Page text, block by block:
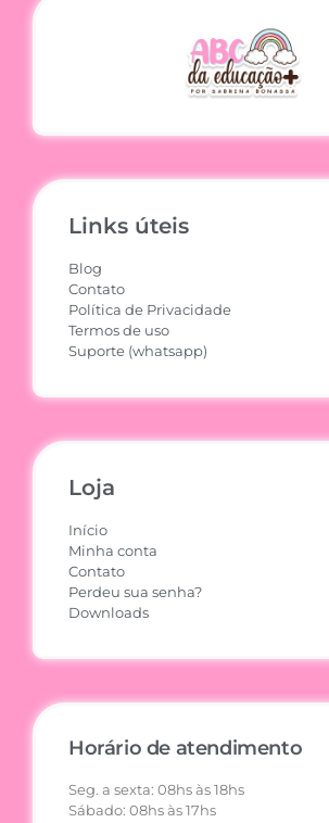
Links úteis
Blog
Contato
Política de Privacidade
Termos de uso
Suporte (whatsapp)
Loja
Início
Minha conta
Contato
Perdeu sua senha?
Downloads
Horário de atendimento
Seg. a sexta: 08hs às 18hs
Sábado: 08hs às 17hs